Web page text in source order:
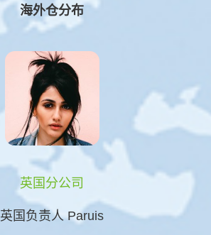
海外仓分布
英国分公司
英国负责人 Paruis